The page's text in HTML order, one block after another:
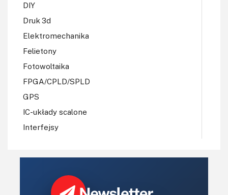
DIY
Druk 3d
Elektromechanika
Felietony
Fotowoltaika
FPGA/CPLD/SPLD
GPS
IC-układy scalone
Interfejsy
Koła Naukowe